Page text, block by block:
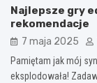
Najlepsze gry
rekomendacje
7 maja 2025
Pamiętam jak mój
eksplodowała!